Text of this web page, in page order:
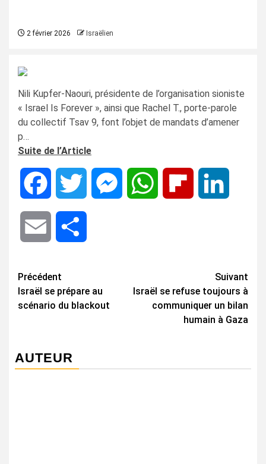
2 février 2026 Israëlien
Nili Kupfer-Naouri, présidente de l’organisation sioniste
« Israel Is Forever », ainsi que Rachel T., porte-parole
du collectif Tsav 9, font l’objet de mandats d’amener
p…
Suite de l’Article
Facebook Twitter MessengerWhatsApp Flipboard
Email
Navigation
d’article
Précédent
Israël se prépare au
scénario du blackout
Suivant
Israël se refuse toujours à
communiquer un bilan
humain à Gaza
AUTEUR